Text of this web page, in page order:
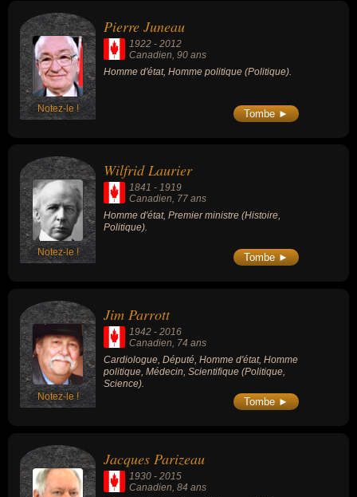
Notez-le !
Pierre Juneau
1922 - 2012
Canadien, 90 ans
Homme d'état, Homme politique (Politique).
Tombe ►
Notez-le !
Wilfrid Laurier
1841 - 1919
Canadien, 77 ans
Homme d'état, Premier ministre (Histoire,
Politique).
Tombe ►
Notez-le !
Jim Parrott
1942 - 2016
Canadien, 74 ans
Cardiologue, Député, Homme d'état, Homme
politique, Médecin, Scientifique (Politique,
Science).
Tombe ►
Jacques Parizeau
1930 - 2015
Canadien , 84 ans